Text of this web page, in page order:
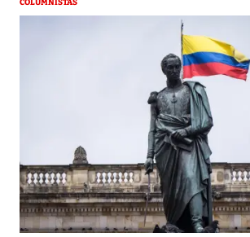
COLUMNISTAS